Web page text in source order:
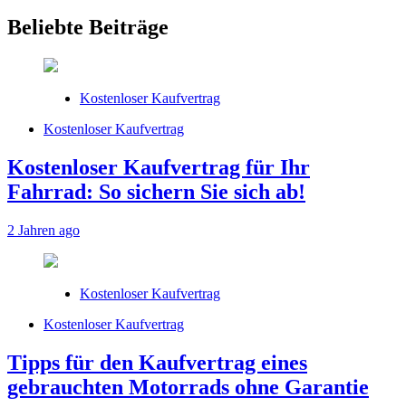
Beliebte Beiträge
Kostenloser Kaufvertrag
Kostenloser Kaufvertrag
Kostenloser Kaufvertrag für Ihr
Fahrrad: So sichern Sie sich ab!
2 Jahren ago
Kostenloser Kaufvertrag
Kostenloser Kaufvertrag
Tipps für den Kaufvertrag eines
gebrauchten Motorrads ohne Garantie